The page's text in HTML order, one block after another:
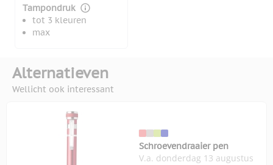
Tampondruk
tot 3 kleuren
max
Alternatieven
Wellicht ook interessant
Schroevendraaier pen
V.a. donderdag 13 augustus